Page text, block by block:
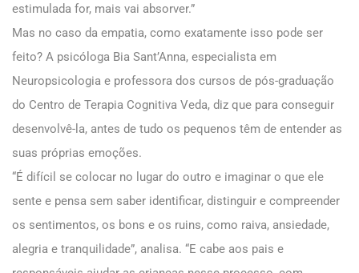
estimulada for, mais vai absorver.”
Mas no caso da empatia, como exatamente isso pode ser
feito? A psicóloga Bia Sant’Anna, especialista em
Neuropsicologia e professora dos cursos de pós-graduação
do Centro de Terapia Cognitiva Veda, diz que para conseguir
desenvolvê-la, antes de tudo os pequenos têm de entender as
suas próprias emoções.
“É difícil se colocar no lugar do outro e imaginar o que ele
sente e pensa sem saber identificar, distinguir e compreender
os sentimentos, os bons e os ruins, como raiva, ansiedade,
alegria e tranquilidade”, analisa. “E cabe aos pais e